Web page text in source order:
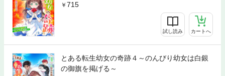
715
試し読み カートへ
とある転生幼女の奇跡４～のんびり幼女は白銀
の御旗を掲げる～